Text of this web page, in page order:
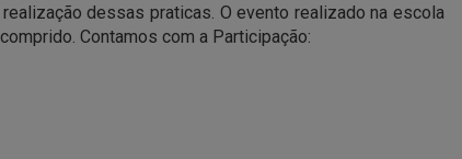
dessas praticas. O evento realizado na escola
Contamos com a Participação: